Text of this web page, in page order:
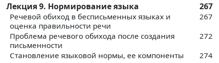
Лекция 9. Нормирование языка 267
Речевой обиход в бесписьменных языках и
оценка правильности речи
267
Проблема речевого обихода после создания
письменности
272
Становление языковой нормы, ее компоненты
274